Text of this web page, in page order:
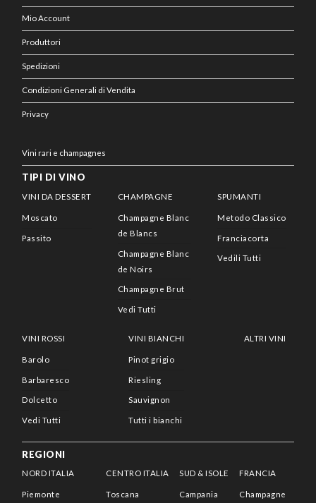
Mio Account
Produttori
Spedizioni
Condizioni Generali di Vendita
Privacy
Vini rari e champagnes
TIPI DI VINO
VINI DA DESSERT
Moscato
Passito
CHAMPAGNE
Champagne Blanc
de Blancs
Champagne Blanc
de Noirs
Champagne Brut
Vedi Tutti
SPUMANTI
Metodo Classico
Franciacorta
Vedili Tutti
VINI ROSSI
Barolo
Barbaresco
Dolcetto
Vedi Tutti
VINI BIANCHI
Pinot grigio
Riesling
Sauvignon
Tutti i bianchi
ALTRI VINI
REGIONI
NORD ITALIA
Piemonte
CENTRO ITALIA
Toscana
SUD & ISOLE
Campania
FRANCIA
Champagne